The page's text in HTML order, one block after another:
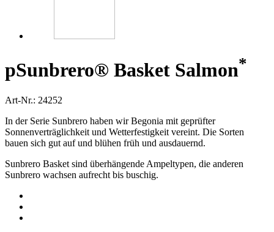
pSunbrero® Basket Salmon*
Art-Nr.: 24252
In der Serie Sunbrero haben wir Begonia mit geprüfter
Sonnenverträglichkeit und Wetterfestigkeit vereint. Die Sorten
bauen sich gut auf und blühen früh und ausdauernd.
Sunbrero Basket sind überhängende Ampeltypen, die anderen
Sunbrero wachsen aufrecht bis buschig.